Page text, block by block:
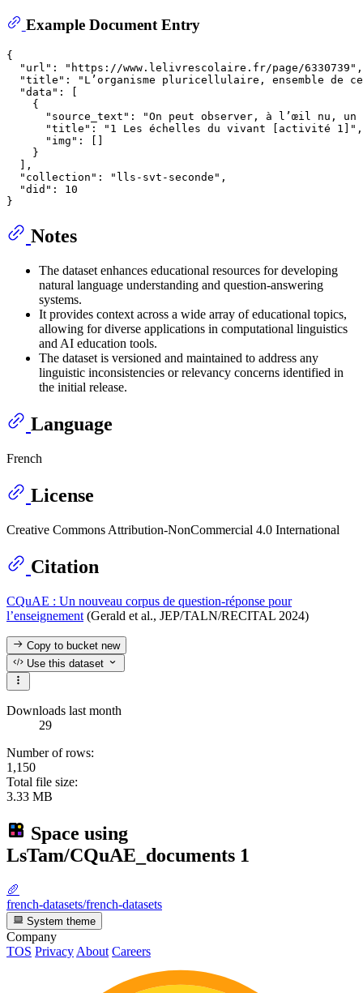
Example Document Entry
{
"url" : "https://www.lelivrescolaire.fr/page/6330739" ,
"title" :
"L’organisme pluricellulaire, ensemble de
"data" :
[
{
"source_text" :
"On peut observer, à l’œil nu,
"title" : "1 Les échelles du vivant [activité 1]" ,
"img" : [ ]
}
] ,
"collection" : "lls-svt-seconde" ,
"did" :
10
}
Notes
The dataset enhances educational resources for developing
natural language understanding and question-answering
systems.
It provides context across a wide array of educational topics,
allowing for diverse applications in computational linguistics
and AI education tools.
The dataset is versioned and maintained to address any
linguistic inconsistencies or relevancy concerns identified in
the initial release.
Language
French
License
Creative Commons Attribution-NonCommercial 4.0 International
Citation
CQuAE : Un nouveau corpus de question-réponse pour
l’enseignement (Gerald et al., JEP/TALN/RECITAL 2024)
Copy to bucketnew
Use this dataset
Downloads last month
29
Number of rows:
1,150
Total file size:
3.33 MB
Space using
LsTam/CQuAE_documents 1
🥖
french-datasets/french-datasets
System theme
Company
TOS Privacy About Careers